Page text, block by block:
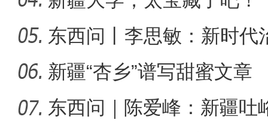
下马崖的幸福
东西问丨李思敏：新时代
新疆“杏乡”谱写甜蜜文章
东西问｜陈爱峰：新疆吐